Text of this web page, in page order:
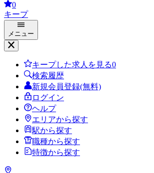
0
キープ
メニュー
キープした求人を見る0
検索履歴
新規会員登録(無料)
ログイン
ヘルプ
エリアから探す
駅から探す
職種から探す
特徴から探す